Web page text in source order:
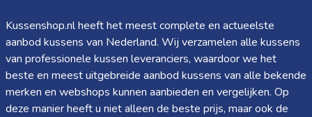
Kussenshop.nl heeft het meest complete en actueelste
aanbod kussens van Nederland. Wij verzamelen alle kussens
van professionele kussen leveranciers, waardoor we het
beste en meest uitgebreide aanbod kussens van alle bekende
merken en webshops kunnen aanbieden en vergelijken. Op
deze manier heeft u niet alleen de beste prijs, maar ook de